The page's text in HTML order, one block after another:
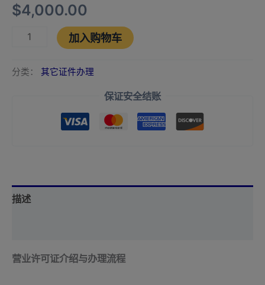
$4,000.00
加入购物车
分类： 其它证件办理
保证安全结账
描述
营业许可证介绍与办理流程